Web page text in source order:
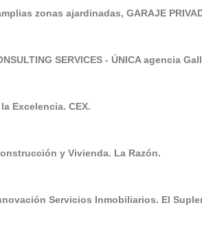
zonas ajardinadas, GARAJE
SERVICES - ÚNICA agencia
Excelencia. CEX.
y Vivienda. La Razón.
Servicios Inmobiliarios. El